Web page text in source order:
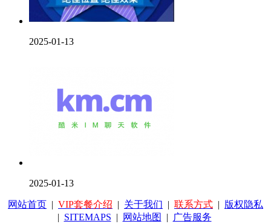
2025-01-13
2025-01-13
网站首页 | VIP套餐介绍 | 关于我们 | 联系方式 | 版权隐私
| SITEMAPS | 网站地图 | 广告服务